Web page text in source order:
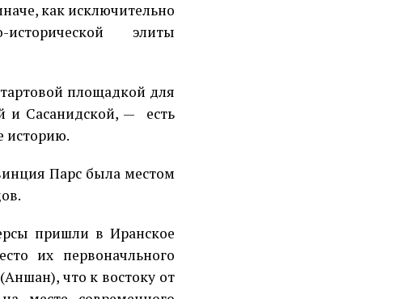
как исключительно
элиты
площадкой для
и Сасанидской, —
есть
историю.
Парс была местом
пришли в Иранское
их первоначльного
что к востоку от